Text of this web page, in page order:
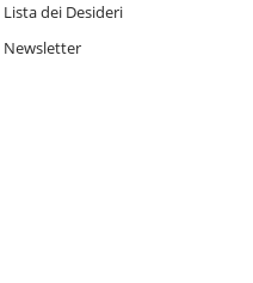
Lista dei Desideri
Newsletter